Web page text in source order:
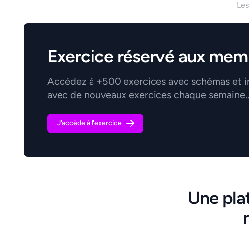
Exercice réservé aux
Accédez à +500 exercices avec schémas et
avec de nouveaux exercices chaque semaine..
J'accède à l'exercice
Une